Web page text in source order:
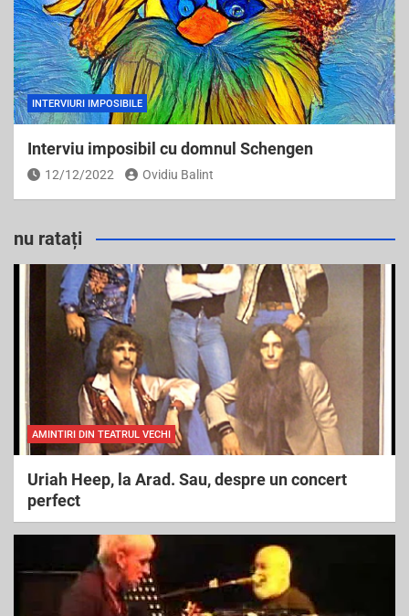
INTERVIURI IMPOSIBILE
Interviu imposibil cu domnul Schengen
12/12/2022 Ovidiu Balint
nu ratați
AMINTIRI DIN TEATRUL VECHI
Uriah Heep, la Arad. Sau, despre un concert
perfect